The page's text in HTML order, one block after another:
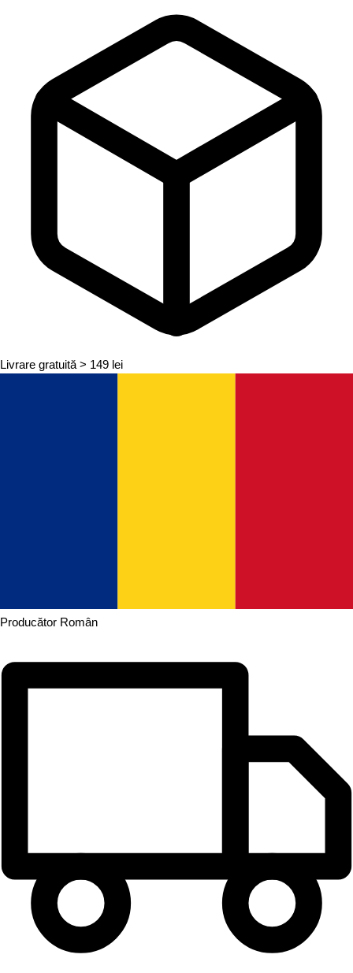
Livrare gratuită > 149 lei
Producător Român